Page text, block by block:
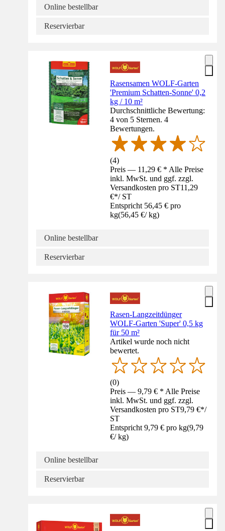
Online bestellbar
Reservierbar
Rasensamen WOLF-Garten
'Premium Schatten-Sonne' 0,2
kg / 10 m²
Durchschnittliche Bewertung:
4 von 5 Sternen. 4
Bewertungen.
(4)
Preis — 11,29 € * Alle Preise
inkl. MwSt. und ggf. zzgl.
Versandkosten pro ST11,29
€*/ ST
Entspricht 56,45 € pro
kg(56,45 €/ kg)
Online bestellbar
Reservierbar
Rasen-Langzeitdünger
WOLF-Garten 'Super' 0,5 kg
für 50 m²
Artikel wurde noch nicht
bewertet.
(0)
Preis — 9,79 € * Alle Preise
inkl. MwSt. und ggf. zzgl.
Versandkosten pro ST9,79 €*/
ST
Entspricht 9,79 € pro kg(9,79
€/ kg)
Online bestellbar
Reservierbar